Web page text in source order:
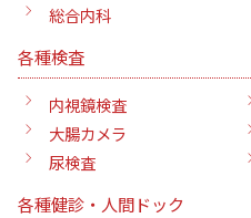
総合内科
各種検査
内視鏡検査
大腸カメラ
尿検査
各種健診・人間ドック